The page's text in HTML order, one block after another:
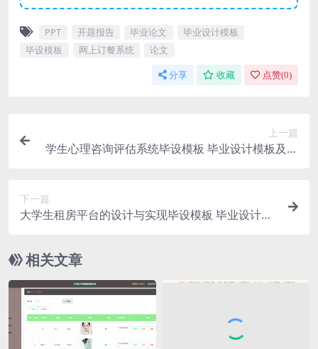
PPT 开题报告 毕业论文
毕业设计模板
毕设模板
网上订餐系统 论文
分享 收藏 点赞(0)
上一篇
学生心理咨询评估系统毕设模板 毕业设计模板及毕
下一篇
大学生租房平台的设计与实现毕设模板 毕业设计模
相关文章